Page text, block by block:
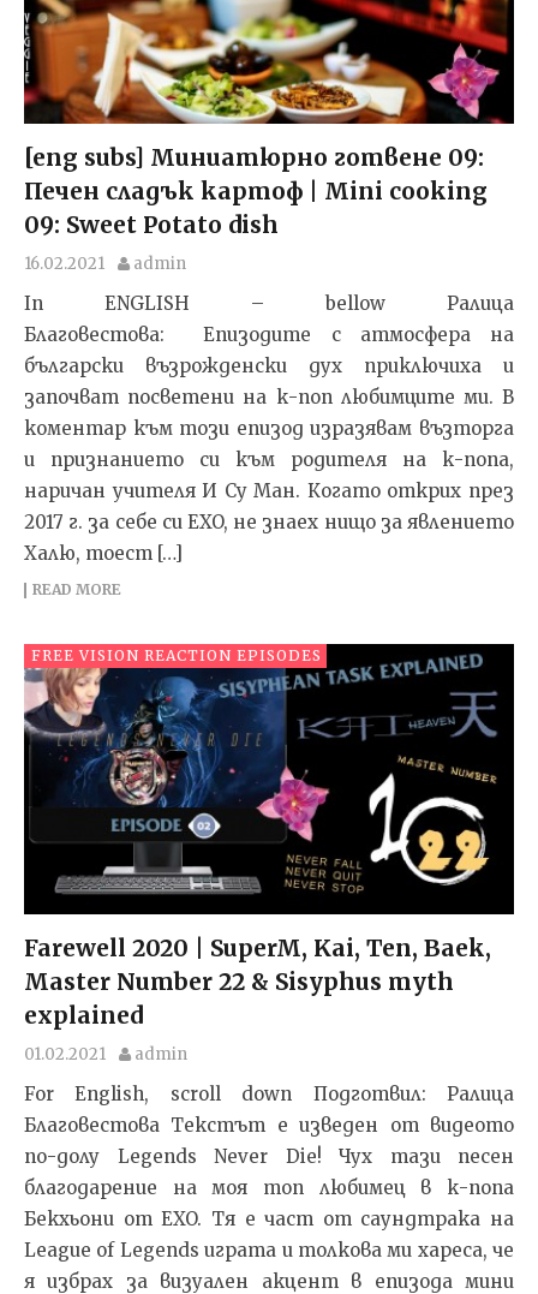
[eng subs] Миниатюрно готвене 09:
Печен сладък картоф | Mini cooking
09: Sweet Potato dish
16.02.2021 admin
In ENGLISH – bellow Ралица
Благовестова: Епизодите с атмосфера на
български възрожденски дух приключиха и
започват посветени на к-поп любимците ми. В
коментар към този епизод изразявам възторга
и признанието си към родителя на к-попа,
наричан учителя И Су Ман. Когато открих през
2017 г. за себе си EXO, не знаех нищо за явлението
Халю, тоест […]
READ MORE
FREE VISION REACTION EPISODES
Farewell 2020 | SuperM, Kai, Ten, Baek,
Master Number 22 & Sisyphus myth
explained
01.02.2021 admin
For English, scroll down Подготвил: Ралица
Благовестова Текстът e изведен от видеото
по-долу Legends Never Die! Чух тази песен
благодарение на моя топ любимец в к-попа
Бекхьони от EXO. Тя е част от саундтрака на
League of Legends играта и толкова ми хареса, че
я избрах за визуален акцент в епизода мини